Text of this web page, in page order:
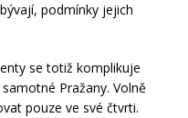
podmínky jejich
se totiž komplikuje
Pražany. Volně
pouze ve své čtvrti.